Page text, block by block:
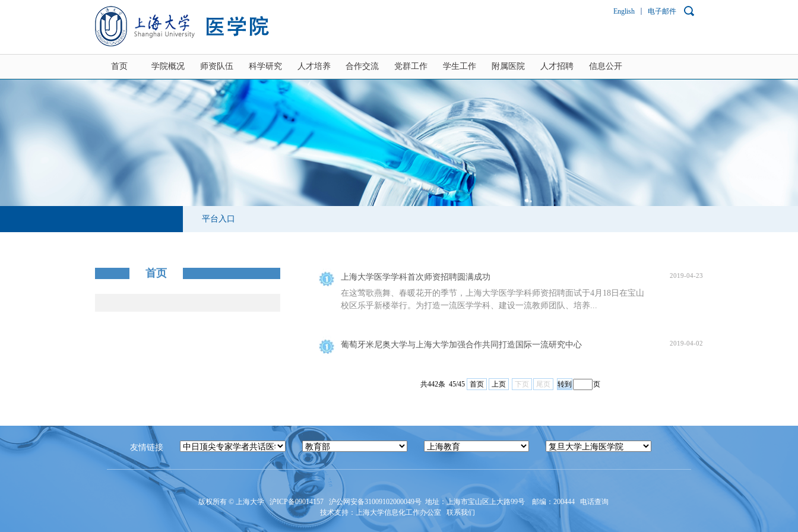
English 电子邮件
首页 学院概况 师资队伍 科学研究 人才培养 合作交流 党群工作 学生工作 附属医院 人才招聘 信息公开
平台入口
首页
上海大学医学学科首次师资招聘圆满成功
在这莺歌燕舞、春暖花开的季节，上海大学医学学科师资招聘面试于4月18日在宝山
校区乐乎新楼举行。为打造一流医学学科、建设一流教师团队、培养...
2019-04-23
葡萄牙米尼奥大学与上海大学加强合作共同打造国际一流研究中心 2019-04-02
共442条 45/45 首页 上页 下页 尾页 页
友情链接
版权所有 © 上海大学 沪ICP备09014157 沪公网安备31009102000049号 地址：上海市宝山区上大路99号 邮编：200444 电话查询
技术支持： 上海大学信息化工作办公室 联系我们